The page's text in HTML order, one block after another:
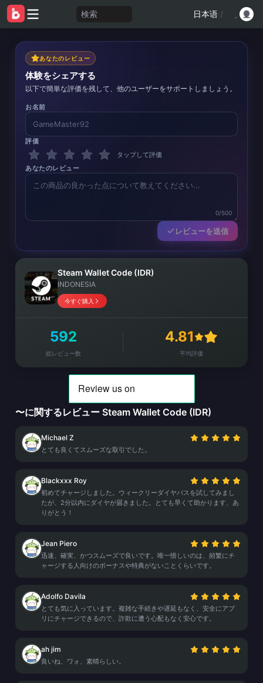
検索 日本语 /
あなたのレビュー
体験をシェアする
以下で簡単な評価を残して、他のユーザーをサポートしましょう。
お名前
評価
タップして評価
あなたのレビュー
0/500
レビューを送信
Steam Wallet Code (IDR)
INDONESIA
今すぐ購入
592
総レビュー数
4.81
平均評価
〜に関するレビュー Steam Wallet Code (IDR)
Michael Z
とても良くてスムーズな取引でした。
Blackxxx Roy
初めてチャージしました。ウィークリーダイヤパスを試してみまし
たが、2分以内にダイヤが届きました。とても早くて助かります、あ
りがとう！
Jean Piero
迅速、確実、かつスムーズで良いです。唯一惜しいのは、頻繁にチ
ャージする人向けのボーナスや特典がないことくらいです。
Adolfo Davila
とても気に入っています。複雑な手続きや遅延もなく、安全にアプ
リにチャージできるので、詐欺に遭う心配もなく安心です。
ah jim
良いね、ワォ、素晴らしい。